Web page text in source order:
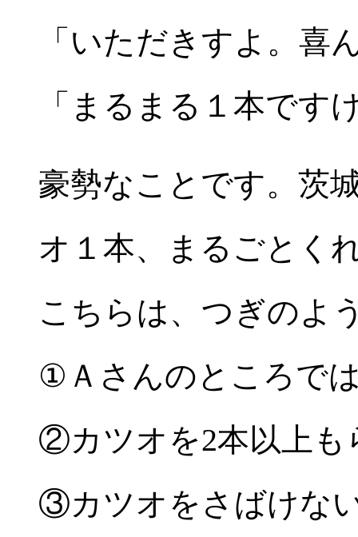
「いただきすよ。喜
「まるまる１本です
豪勢なことです。茨
オ１本、まるごとく
こちらは、つぎのよ
①Ａさんのところで
②カツオを2本以上も
③カツオをさばけな